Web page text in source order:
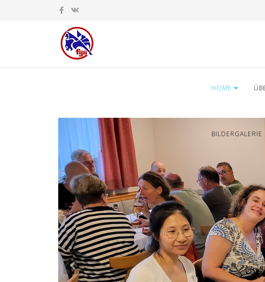
HOME
BILDERGALERIE
Previous